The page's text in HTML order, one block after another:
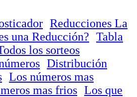
Reducciones La
una Reducción? Tabla
los sorteos
Distribución
Los números mas
mas frios Los que